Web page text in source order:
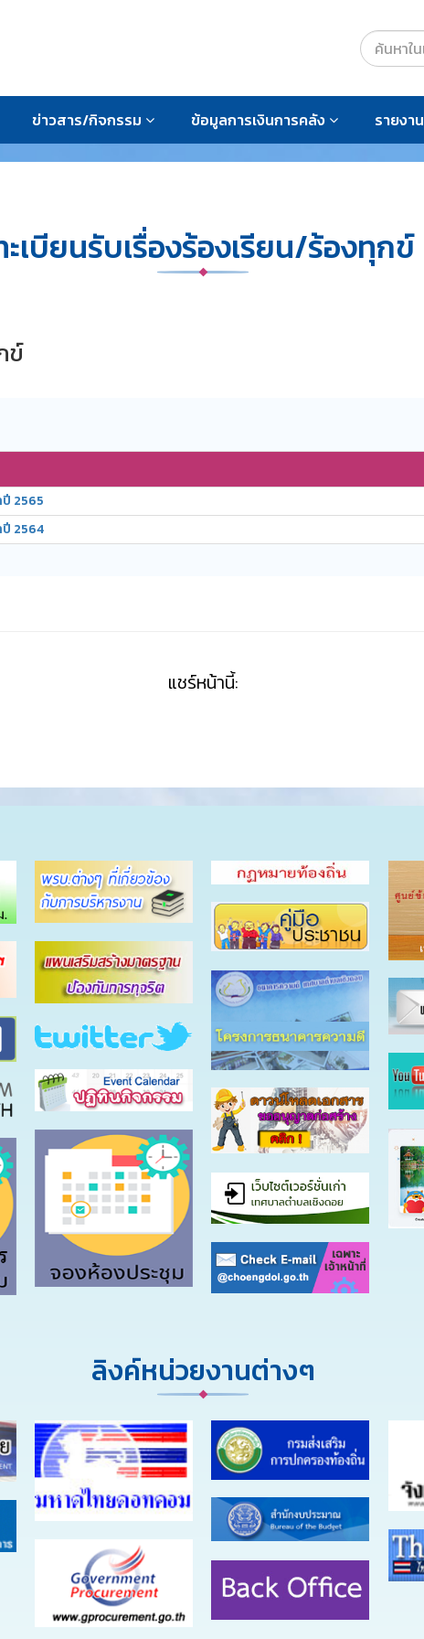
ข่าวสาร/กิจกรรม ข้อมูลการเงินการคลัง รายงาน
ะเบียนรับเรื่องร้องเรียน/ร้องทุกข์
ข์
ปี 2565
ปี 2564
แชร์หน้านี้:
ลิงค์หน่วยงานต่างๆ